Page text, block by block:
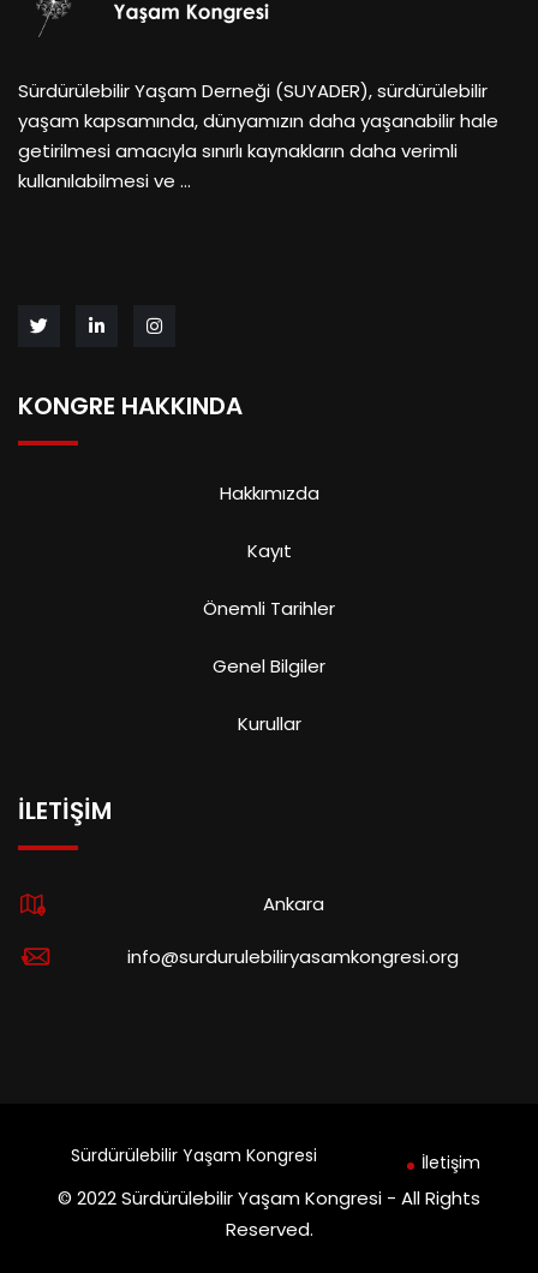
Sürdürülebilir Yaşam Derneği (SUYADER), sürdürülebilir
yaşam kapsamında, dünyamızın daha yaşanabilir hale
getirilmesi amacıyla sınırlı kaynakların daha verimli
kullanılabilmesi ve …
KONGRE HAKKINDA
Hakkımızda
Kayıt
Önemli Tarihler
Genel Bilgiler
Kurullar
İLETIŞIM
Ankara
info@surdurulebiliryasamkongresi.org
© 2022 Sürdürülebilir Yaşam Kongresi - All Rights
Reserved.
Sürdürülebilir Yaşam Kongresi İletişim